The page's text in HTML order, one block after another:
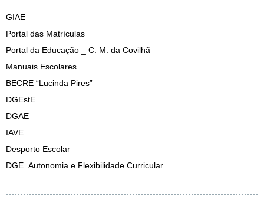
GIAE
Portal das Matrículas
Portal da Educação _ C. M. da Covilhã
Manuais Escolares
BECRE “Lucinda Pires”
DGEstE
DGAE
IAVE
Desporto Escolar
DGE_Autonomia e Flexibilidade Curricular